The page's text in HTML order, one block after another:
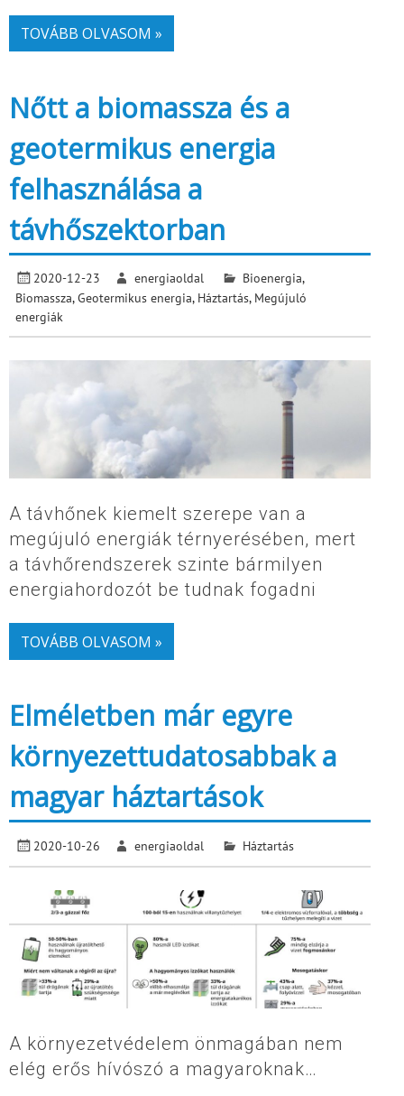
TOVÁBB OLVASOM »
Nőtt a biomassza és a
geotermikus energia
felhasználása a
távhőszektorban
2020-12-23 energiaoldal Bioenergia,
Biomassza,Geotermikus energia, Háztartás, Megújuló
energiák
A távhőnek kiemelt szerepe van a
megújuló energiák térnyerésében, mert
a távhőrendszerek szinte bármilyen
energiahordozót be tudnak fogadni
TOVÁBB OLVASOM »
Elméletben már egyre
környezettudatosabbak a
magyar háztartások
2020-10-26 energiaoldal Háztartás
A környezetvédelem önmagában nem
elég erős hívószó a magyaroknak…